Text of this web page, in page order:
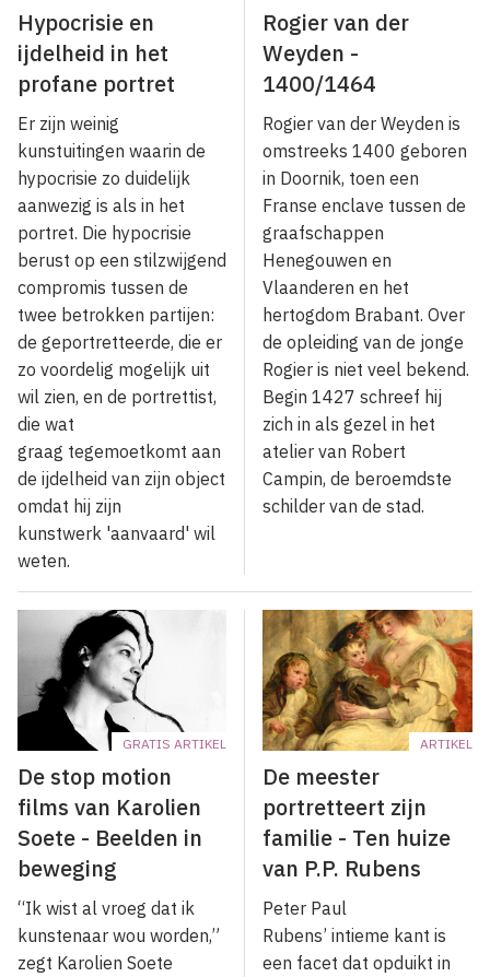
Hypocrisie en
ijdelheid in het
profane portret
Er zijn weinig
kunstuitingen waarin de
hypocrisie zo duidelijk
aanwezig is als in het
portret. Die hypocrisie
berust op een stilzwijgend
compromis tussen de
twee betrokken partijen:
de geportretteerde, die er
zo voordelig mogelijk uit
wil zien, en de portrettist,
die wat
graag tegemoetkomt aan
de ijdelheid van zijn object
omdat hij zijn
kunstwerk 'aanvaard' wil
weten.
Rogier van der
Weyden -
1400/1464
Rogier van der Weyden is
omstreeks 1400 geboren
in Doornik, toen een
Franse enclave tussen de
graafschappen
Henegouwen en
Vlaanderen en het
hertogdom Brabant. Over
de opleiding van de jonge
Rogier is niet veel bekend.
Begin 1427 schreef hij
zich in als gezel in het
atelier van Robert
Campin, de beroemdste
schilder van de stad.
GRATIS ARTIKEL
De stop motion
films van Karolien
Soete - Beelden in
beweging
“Ik wist al vroeg dat ik
kunstenaar wou worden,”
zegt Karolien Soete
ARTIKEL
De meester
portretteert zijn
familie - Ten huize
van P.P. Rubens
Peter Paul
Rubens’ intieme kant is
een facet dat opduikt in